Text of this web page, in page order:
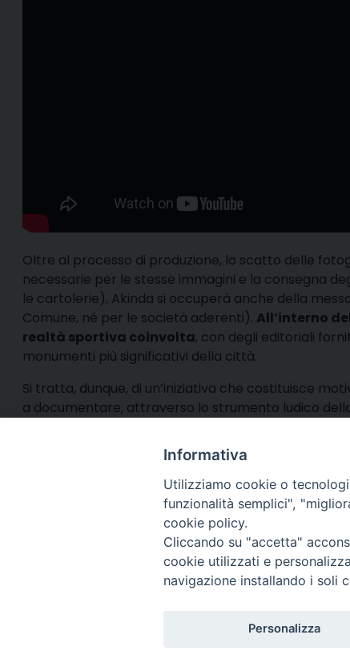
Oltre al processo di produzione, lo scatto delle
necessarie per le stesse immagini e la consegna
le cartolerie), Akinda si occuperà anche della
Comune, né per le società aderenti). All’interno
realtà sportiva coinvolta, con degli editoriali
monumenti più significativi della città.
Si tratta, dunque, di un’iniziativa che costituisce
a documentare, attraverso lo strumento ludico
Direttore
Direttore
Whatsapp:
Informativa
Utilizziamo cookie o
funzionalità semplici",
cookie policy.
Cliccando su "accetta"
cookie utilizzati e
navigazione installando i soli
Personalizza